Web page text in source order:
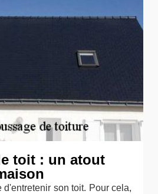
toit : un atout
d'entretenir son toit. Pour cela,